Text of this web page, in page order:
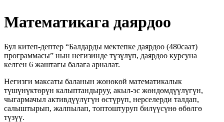
Математикага даярдоо
Бул китеп-дептер “Балдарды мектепке даярдоо (480саат)
программасы” нын негизинде түзүлүп, даярдоо курсуна
келген 6 жаштагы балага арналат.
Негизги максаты баланын жөнөкөй математикалык
түшүнүктөрүн калып­тандыруу, акыл-эс жөндөмдүүлүгүн,
чыгармачыл активдүүлүгүн өстүрүп, нерсе­лерди талдап,
салыштырып, жалпылап, топтоштуруп билүүсүнө өбөлгө
түзүү.